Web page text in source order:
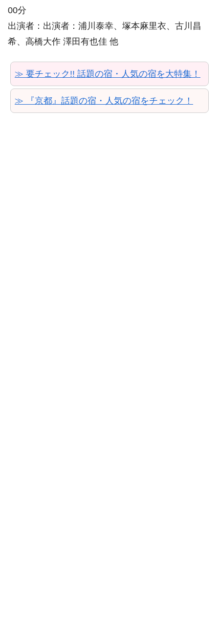
00分
出演者：出演者：浦川泰幸、塚本麻里衣、古川昌
希、高橋大作 澤田有也佳 他
≫ 要チェック!! 話題の宿・人気の宿を大特集！
≫ 『京都』話題の宿・人気の宿をチェック！